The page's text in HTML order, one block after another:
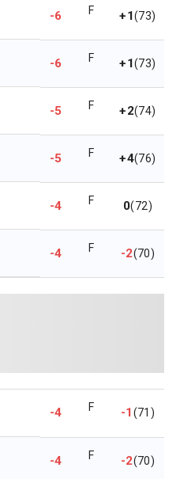
-6 F +1(73)
-6 F +1(73)
-5 F +2(74)
-5 F +4(76)
-4 F 0(72)
-4 F -2(70)
-4 F -1(71)
-4 F -2(70)